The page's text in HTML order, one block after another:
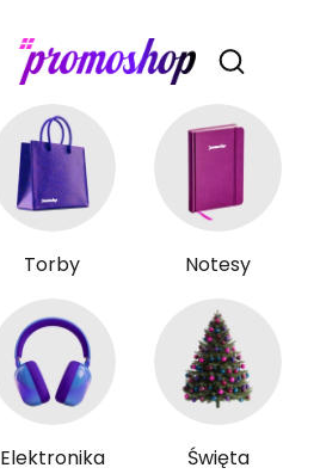
Otwórz
Torby Notesy
Elektronika Święta